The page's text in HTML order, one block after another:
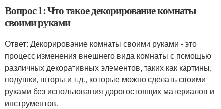
Вопрос 1: Что такое декорирование комнаты
своими руками
Ответ: Декорирование комнаты своими руками - это
процесс изменения внешнего вида комнаты с помощью
различных декоративных элементов, таких как картины,
подушки, шторы и т.д., которые можно сделать своими
руками без использования дорогостоящих материалов и
инструментов.